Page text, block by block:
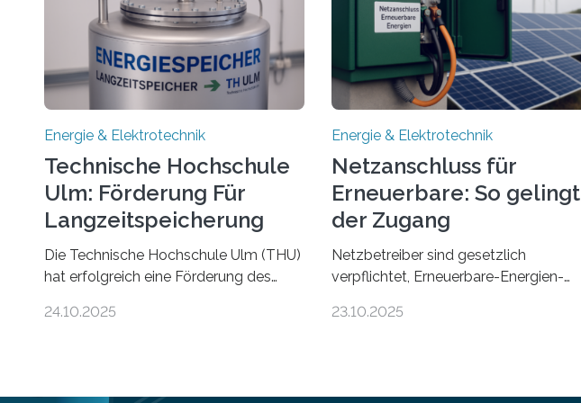
Energie & Elektrotechnik
Technische Hochschule
Ulm: Förderung Für
Langzeitspeicherung
von Energie
Die Technische Hochschule Ulm (THU)
hat erfolgreich eine Förderung des
Energiewirtschaft Baden-Württemberg
24.10.2025
Energie & Elektrotechnik
Netzanschluss für
Erneuerbare: So gelingt
der Zugang
Netzbetreiber sind gesetzlich
verpflichtet, Erneuerbare-Energien-
Stromnetz anzuschließen und die
23.10.2025